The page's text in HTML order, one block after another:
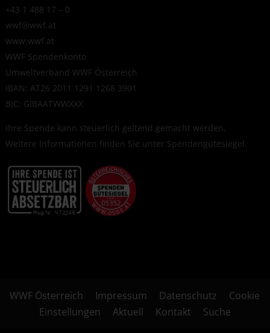
+43 1 488 17 – 0
wwf@wwf.at
www.wwf.at
WWF Spendenkonto
Umweltverband WWF Österreich
IBAN: AT26 2011 1291 1268 3901
BIC: GIBAATWWXXX
Ihre Spende kann steuerlich geltend gemacht werden.
Weitere Informationen finden Sie unter Spendengütesiegel
WWF Österreich Impressum Datenschutz
Cookie
Einstellungen
Aktuell Kontakt Suche